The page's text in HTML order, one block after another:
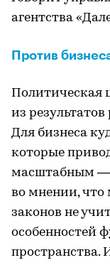
агентства
Против
Политическая
из
Для бизнеса
которые
масштабным —
во мнении,
законов не
особенностей
пространства.